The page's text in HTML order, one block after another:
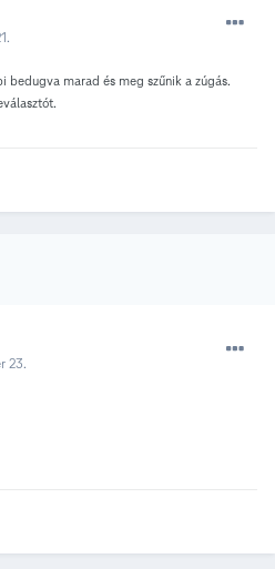
bedugva marad és meg szűnik a zúgás.
23.